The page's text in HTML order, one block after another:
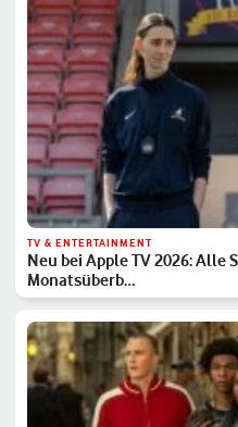
TV & ENTERTAINMENT
Neu bei Apple TV 2026: Alle
Monatsüberb…